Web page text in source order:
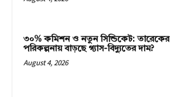
৩০% কমিশন ও নতুন সিন্ডিকেট: তারেকের
পরিকল্পনায় বাড়ছে গ্যাস-বিদ্যুতের দাম?
August 4, 2026